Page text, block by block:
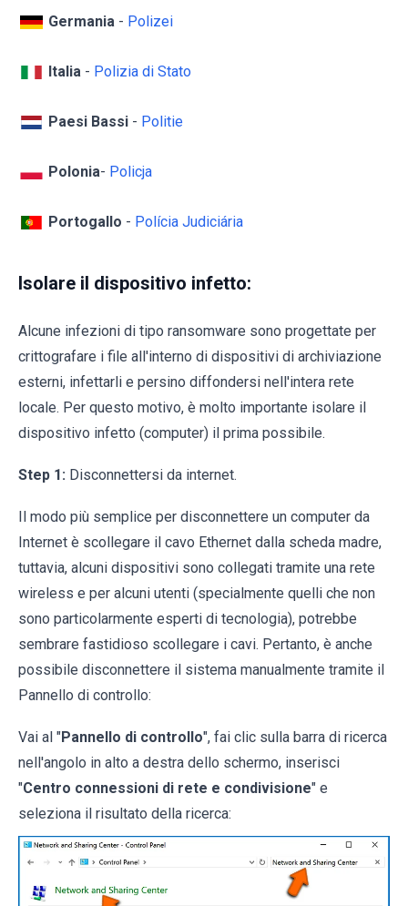
Germania - Polizei
Italia - Polizia di Stato
Paesi Bassi - Politie
Polonia- Policja
Portogallo - Polícia Judiciária
Isolare il dispositivo infetto:
Alcune infezioni di tipo ransomware sono progettate per
crittografare i file all'interno di dispositivi di archiviazione
esterni, infettarli e persino diffondersi nell'intera rete
locale. Per questo motivo, è molto importante isolare il
dispositivo infetto (computer) il prima possibile.
Step 1: Disconnettersi da internet.
Il modo più semplice per disconnettere un computer da
Internet è scollegare il cavo Ethernet dalla scheda madre,
tuttavia, alcuni dispositivi sono collegati tramite una rete
wireless e per alcuni utenti (specialmente quelli che non
sono particolarmente esperti di tecnologia), potrebbe
sembrare fastidioso scollegare i cavi. Pertanto, è anche
possibile disconnettere il sistema manualmente tramite il
Pannello di controllo:
Vai al "Pannello di controllo", fai clic sulla barra di ricerca
nell'angolo in alto a destra dello schermo, inserisci
"Centro connessioni di rete e condivisione" e
seleziona il risultato della ricerca: